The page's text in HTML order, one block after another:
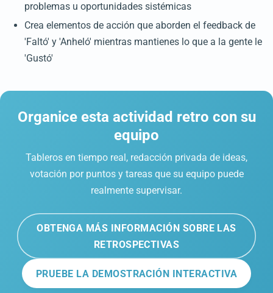
problemas u oportunidades sistémicas
Crea elementos de acción que aborden el feedback de
'Faltó' y 'Anheló' mientras mantienes lo que a la gente le
'Gustó'
Organice esta actividad retro con su
equipo
Tableros en tiempo real, redacción privada de ideas,
votación por puntos y tareas que su equipo puede
realmente supervisar.
OBTENGA MÁS INFORMACIÓN SOBRE LAS
RETROSPECTIVAS
PRUEBE LA DEMOSTRACIÓN INTERACTIVA